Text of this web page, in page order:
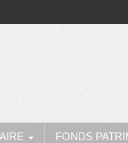
FONDS